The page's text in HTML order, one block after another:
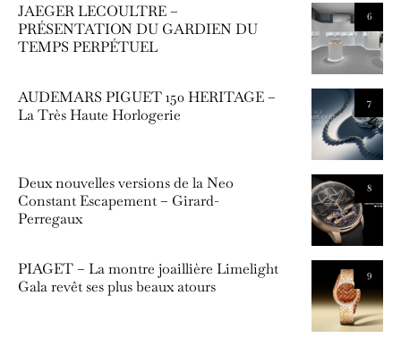
6
JAEGER LECOULTRE –
PRÉSENTATION DU GARDIEN DU
TEMPS PERPÉTUEL
7
AUDEMARS PIGUET 150 HERITAGE –
La Très Haute Horlogerie
8
Deux nouvelles versions de la Neo
Constant Escapement – Girard-
Perregaux
9
PIAGET – La montre joaillière Limelight
Gala revêt ses plus beaux atours